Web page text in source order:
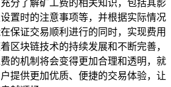
分了解矿工费的相关知识，包括其影
置时的注意事项等，并根据实际情况
保证交易顺利进行的同时，实现费用
区块链技术的持续发展和不断完善，
的机制将会变得更加合理和透明，就
提供更加优质、便捷的交易体验，让